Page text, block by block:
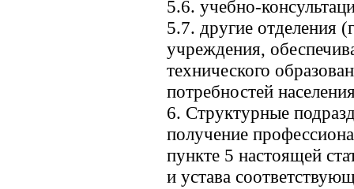
5.6. учебно-
5.7. другие отделения
учреждения,
технического
потребностей
6. Структурные
получение
пункте 5 настоящей
и устава